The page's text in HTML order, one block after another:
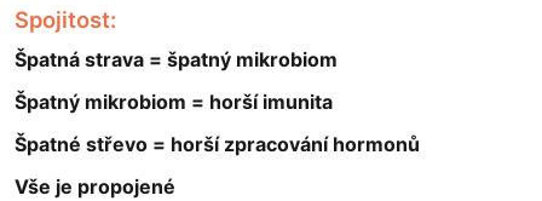
Spojitost:
Špatná strava = špatný mikrobiom
Špatný mikrobiom = horší imunita
Špatné střevo = horší zpracování hormonů
Vše je propojené